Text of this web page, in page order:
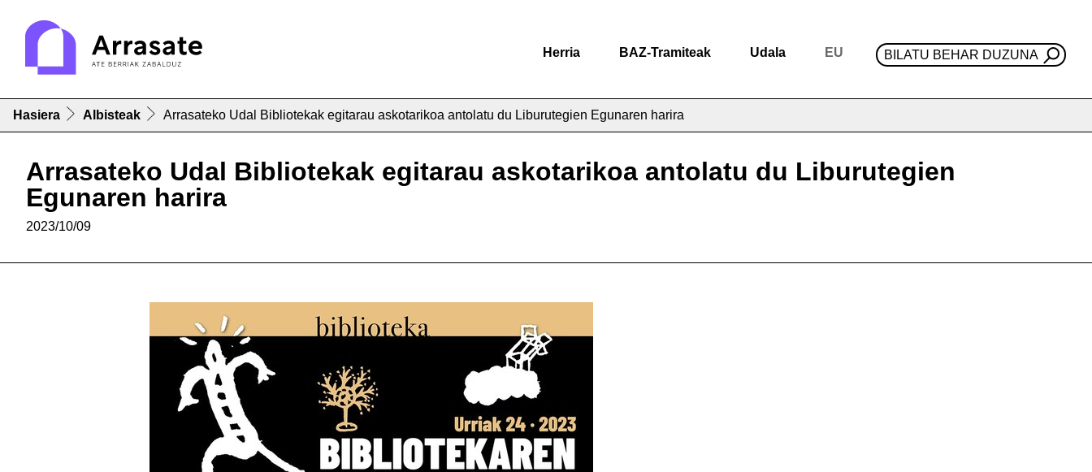
Herria BAZ-Tramiteak Udala EU BILATU BEHAR DUZUNA
Hasiera Albisteak Arrasateko Udal Bibliotekak egitarau askotarikoa antolatu du Liburutegien Egunaren harira
Arrasateko Udal Bibliotekak egitarau askotarikoa antolatu du Liburutegien
Egunaren harira
2023/10/09